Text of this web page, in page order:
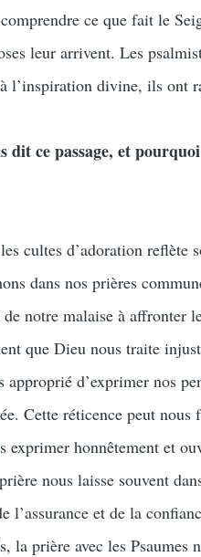
ce que fait le
leur arrivent. Les
l’inspiration divine, ils ont
dit ce passage, et
cultes d’adoration reflète
dans nos prières
notre malaise à affronter
que Dieu nous traite
approprié d’exprimer nos
Cette réticence peut nous
exprimer honnêtement et
nous laisse souvent
l’assurance et de la
la prière avec les Psaumes